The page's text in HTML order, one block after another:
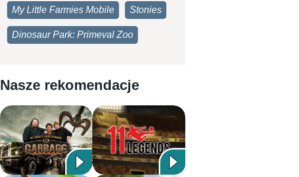
My Little Farmies Mobile Stonies
Dinosaur Park: Primeval Zoo
Nasze rekomendacje